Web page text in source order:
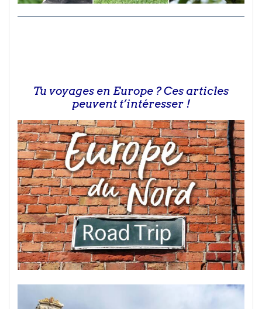
Tu voyages en Europe ? Ces articles
peuvent t’intéresser !